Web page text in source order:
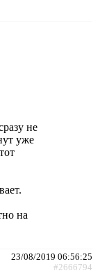
не
уже
на
23/08/2019 06:56:25
#2666794